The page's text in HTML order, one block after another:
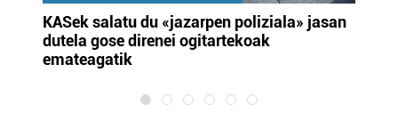
KASek salatu du «jazarpen poliziala» jasan
dutela gose direnei ogitartekoak
emateagatik